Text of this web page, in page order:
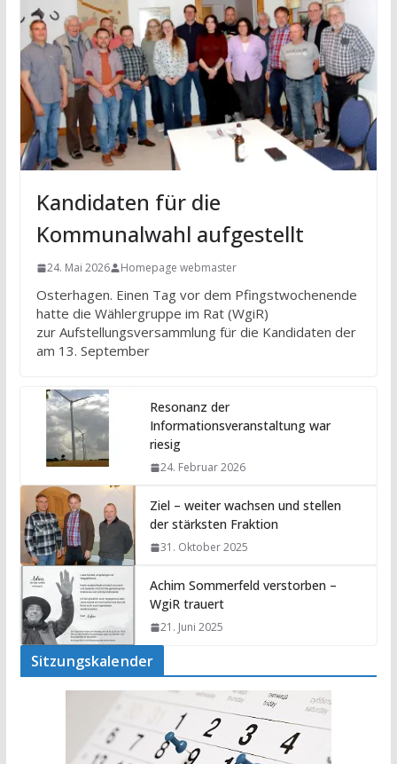
Kandidaten für die
Kommunalwahl aufgestellt
24. Mai 2026 Homepage webmaster
Osterhagen. Einen Tag vor dem Pfingstwochenende
hatte die Wählergruppe im Rat (WgiR)
zur Aufstellungsversammlung für die Kandidaten der
am 13. September
Resonanz der
Informationsveranstaltung war
riesig
24. Februar 2026
Ziel – weiter wachsen und stellen
der stärksten Fraktion
31. Oktober 2025
Achim Sommerfeld verstorben –
WgiR trauert
21. Juni 2025
Sitzungskalender